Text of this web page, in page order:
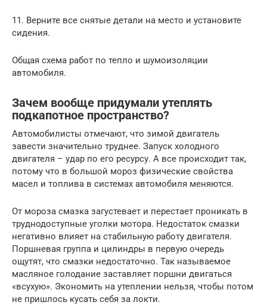
11. Верните все снятые детали на место и установите
сидения.
Общая схема работ по тепло и шумоизоляции
автомобиля.
Зачем вообще придумали утеплять
подкапотное пространство?
Автомобилисты отмечают, что зимой двигатель
завести значительно труднее. Запуск холодного
двигателя – удар по его ресурсу. А все происходит так,
потому что в большой мороз физические свойства
масел и топлива в системах автомобиля меняются.
От мороза смазка загустевает и перестает проникать в
труднодоступные уголки мотора. Недостаток смазки
негативно влияет на стабильную работу двигателя.
Поршневая группа и цилиндры в первую очередь
ощутят, что смазки недостаточно. Так называемое
масляное голодание заставляет поршни двигаться
«всухую». Экономить на утеплении нельзя, чтобы потом
не пришлось кусать себя за локти.